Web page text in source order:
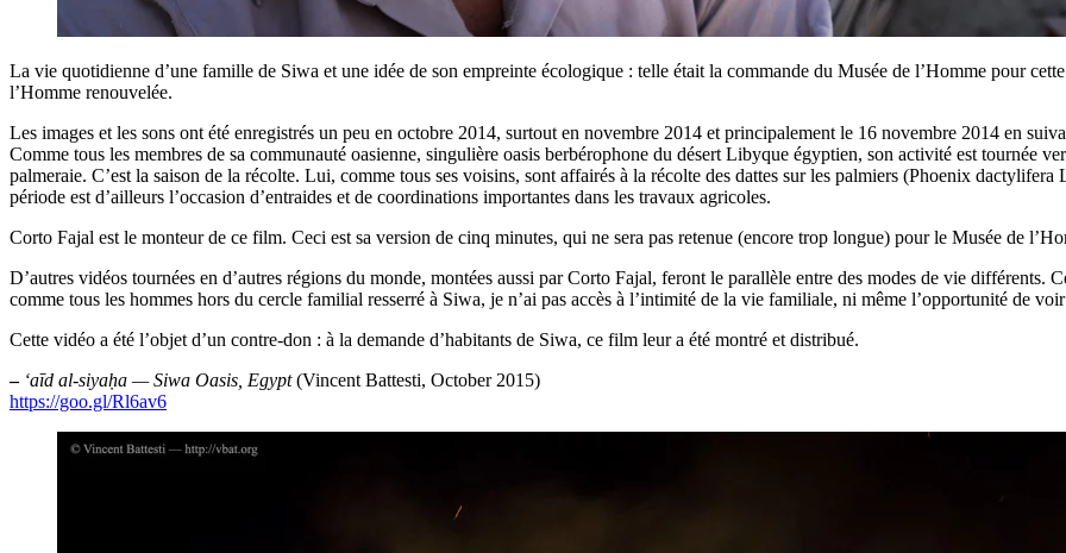
La vie quotidienne d’une famille de Siwa et une idée de son empreinte écologique : telle était la commande du Musée de l’Homme pour
l’Homme renouvelée.
Les images et les sons ont été enregistrés un peu en octobre 2014, surtout en novembre 2014 et principalement le 16 novembre 2014 en
Comme tous les membres de sa communauté oasienne, singulière oasis berbérophone du désert Libyque égyptien, son activité est tournée
palmeraie. C’est la saison de la récolte. Lui, comme tous ses voisins, sont affairés à la récolte des dattes sur les palmiers (Phoenix
période est d’ailleurs l’occasion d’entraides et de coordinations importantes dans les travaux agricoles.
Corto Fajal est le monteur de ce film. Ceci est sa version de cinq minutes, qui ne sera pas retenue (encore trop longue) pour le Musée de
D’autres vidéos tournées en d’autres régions du monde, montées aussi par Corto Fajal, feront le parallèle entre des modes de vie différents.
comme tous les hommes hors du cercle familial resserré à Siwa, je n’ai pas accès à l’intimité de la vie familiale, ni même l’opportunité de
Cette vidéo a été l’objet d’un contre-don : à la demande d’habitants de Siwa, ce film leur a été montré et distribué.
– ‘aīd al-siyaḥa — Siwa Oasis, Egypt(Vincent Battesti, October 2015)
https://goo.gl/Rl6av6